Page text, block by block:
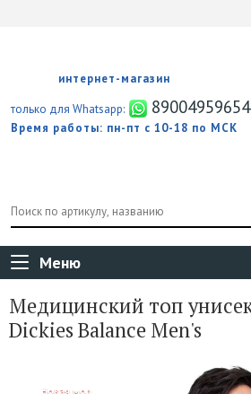
интернет-магазин
только для Whatsapp:
89004959654
Время работы: пн-пт с 10-18 по МСК
Меню
Медицинский топ
Dickies Balance Men's
NEW!